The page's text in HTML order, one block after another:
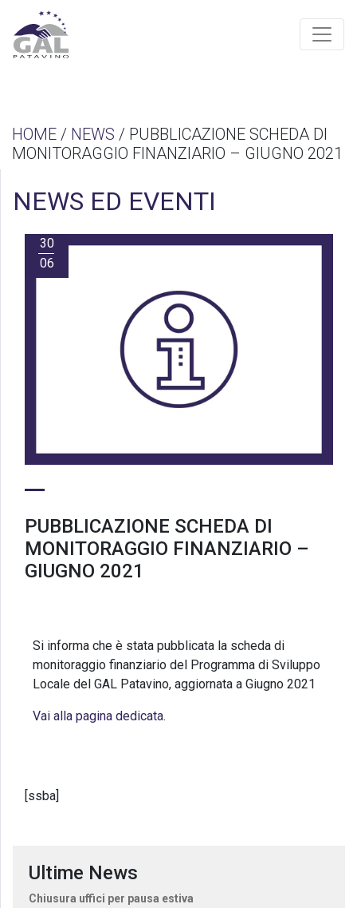
HOME / NEWS / PUBBLICAZIONE SCHEDA DI
MONITORAGGIO FINANZIARIO – GIUGNO 2021
NEWS ED EVENTI
30
06
PUBBLICAZIONE SCHEDA DI
MONITORAGGIO FINANZIARIO –
GIUGNO 2021
Si informa che è stata pubblicata la scheda di
monitoraggio finanziario del Programma di Sviluppo
Locale del GAL Patavino, aggiornata a Giugno 2021
Vai alla pagina dedicata.
[ssba]
Ultime News
Chiusura uffici per pausa estiva